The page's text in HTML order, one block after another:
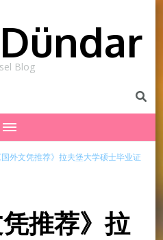
Blog
国外文凭推荐》拉夫堡大学硕士毕业证
凭推荐》拉